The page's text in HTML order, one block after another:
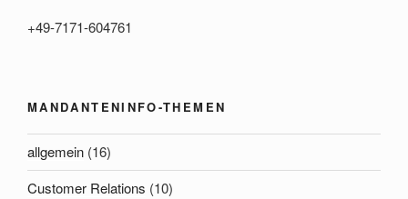
+49-7171-604761
MANDANTENINFO-THEMEN
allgemein (16)
Customer Relations (10)